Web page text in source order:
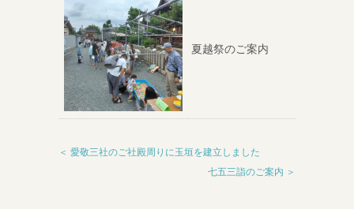
夏越祭のご案内
＜ 愛敬三社のご社殿周りに玉垣を建立しました
七五三詣のご案内 ＞